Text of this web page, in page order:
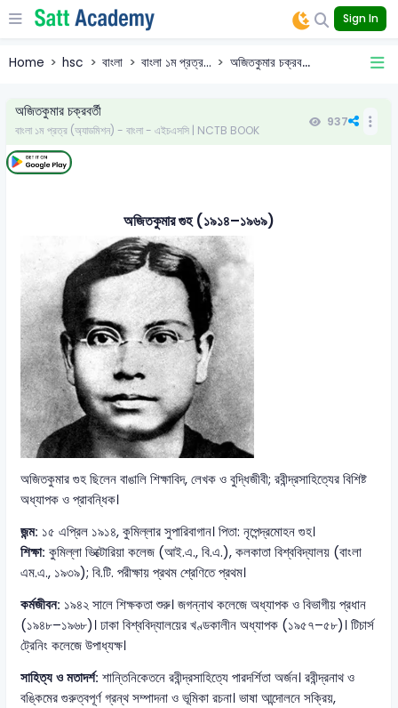
Sign In
Home hsc বাংলা বাংলা ১ম প্রত্র... অজিতকুমার চক্রব...
অজিতকুমার চক্রবর্তী
বাংলা ১ম প্রত্র (অ্যাডমিশন) - বাংলা - এইচএসসি | NCTB BOOK
937
অজিতকুমার গুহ (১৯১৪–১৯৬৯)
অজিতকুমার গুহ ছিলেন বাঙালি শিক্ষাবিদ, লেখক ও বুদ্ধিজীবী; রবীন্দ্রসাহিত্যের বিশিষ্ট
অধ্যাপক ও প্রাবন্ধিক।
জন্ম: ১৫ এপ্রিল ১৯১৪, কুমিল্লার সুপারিবাগান। পিতা: নৃপেন্দ্রমোহন গুহ।
শিক্ষা: কুমিল্লা ভিক্টোরিয়া কলেজ (আই.এ., বি.এ.), কলকাতা বিশ্ববিদ্যালয় (বাংলা
এম.এ., ১৯৩৯); বি.টি. পরীক্ষায় প্রথম শ্রেণিতে প্রথম।
কর্মজীবন: ১৯৪২ সালে শিক্ষকতা শুরু। জগন্নাথ কলেজে অধ্যাপক ও বিভাগীয় প্রধান
(১৯৪৮–১৯৬৮)। ঢাকা বিশ্ববিদ্যালয়ের খণ্ডকালীন অধ্যাপক (১৯৫৭–৫৮)। টিচার্স
ট্রেনিং কলেজে উপাধ্যক্ষ।
সাহিত্য ও মতাদর্শ: শান্তিনিকেতনে রবীন্দ্রসাহিত্যে পারদর্শিতা অর্জন। রবীন্দ্রনাথ ও
বঙ্কিমের গুরুত্বপূর্ণ গ্রন্থ সম্পাদনা ও ভূমিকা রচনা। ভাষা আন্দোলনে সক্রিয়,